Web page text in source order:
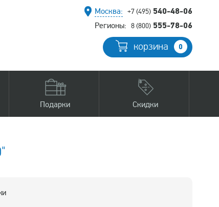
Москва: +7 (495) 540-48-06
Регионы: 8 (800) 555-78-06
корзина 0
Подарки Скидки